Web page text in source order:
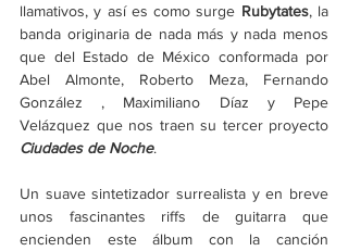
llamativos, y así es como surge Rubytates, la
banda originaria de nada más y nada menos
que del Estado de México conformada por
Abel Almonte, Roberto Meza, Fernando
González , Maximiliano Díaz y Pepe
Ciudades de Noche.
Un suave sintetizador surrealista y en breve
unos fascinantes riffs de guitarra que